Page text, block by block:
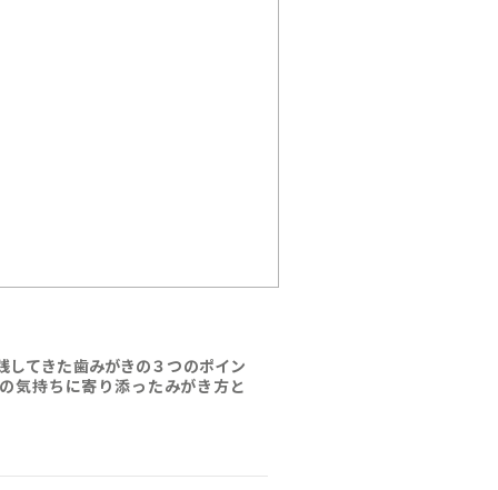
してきた歯みがきの３つのポイン
気持ちに寄り添ったみがき方と